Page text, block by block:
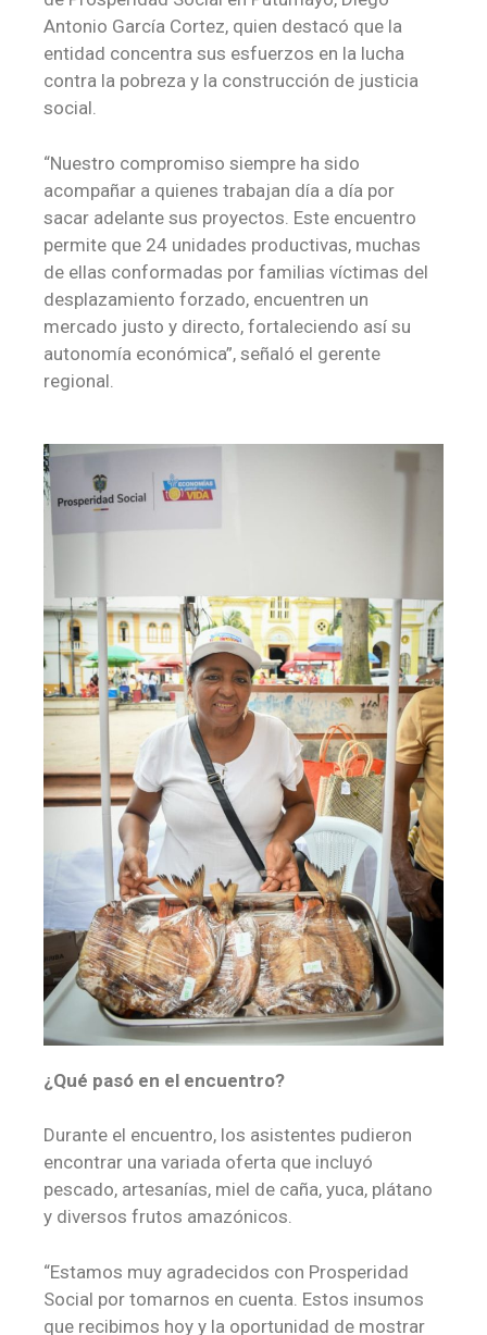
Antonio García Cortez, quien destacó que la
entidad concentra sus esfuerzos en la lucha
contra la pobreza y la construcción de justicia
social.
“Nuestro compromiso siempre ha sido
acompañar a quienes trabajan día a día por
sacar adelante sus proyectos. Este encuentro
permite que 24 unidades productivas, muchas
de ellas conformadas por familias víctimas del
desplazamiento forzado, encuentren un
mercado justo y directo, fortaleciendo así su
autonomía económica”, señaló el gerente
regional.
¿Qué pasó en el encuentro?
Durante el encuentro, los asistentes pudieron
encontrar una variada oferta que incluyó
pescado, artesanías, miel de caña, yuca, plátano
y diversos frutos amazónicos.
“Estamos muy agradecidos con Prosperidad
Social por tomarnos en cuenta. Estos insumos
que recibimos hoy y la oportunidad de mostrar